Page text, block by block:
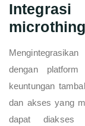
dengan
keuntungan
dan akses yang
dapat diakses